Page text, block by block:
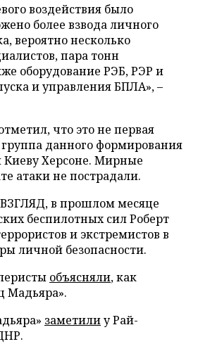
воздействия было
более взвода личного
вероятно несколько
пара тонн
оборудование РЭБ, РЭР и
и управления БПЛА», –
что это не первая
данного формирования
Киеву Херсоне. Мирные
атаки не пострадали.
ВЗГЛЯД, в прошлом месяце
беспилотных сил Роберт
и экстремистов в
личной безопасности.
объясняли, как
Мадьяра».
заметилиу Рай-